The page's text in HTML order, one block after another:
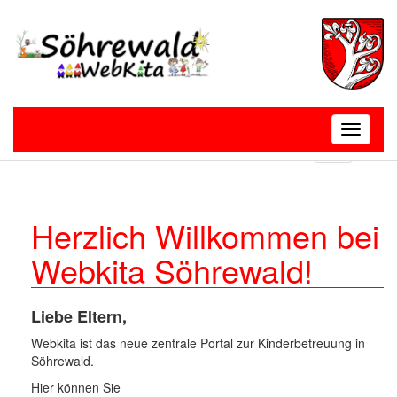
Toggle
Herzlich Willkommen bei
Webkita Söhrewald!
Liebe Eltern,
Webkita ist das neue zentrale Portal zur Kinderbetreuung in
Söhrewald.
Hier können Sie
T
o
v
a